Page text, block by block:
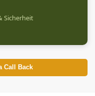
Sicherheit
Call Back